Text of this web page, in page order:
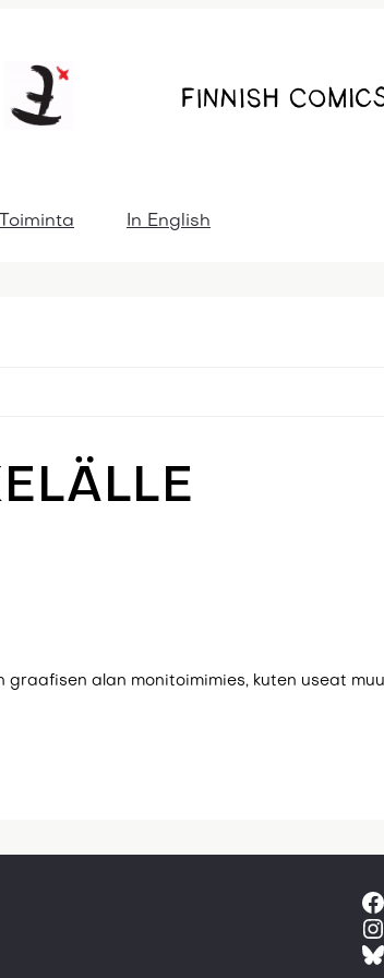
Toiminta In English
alan monitoimimies, kuten useat
Facebook
Instagram
Bluesky